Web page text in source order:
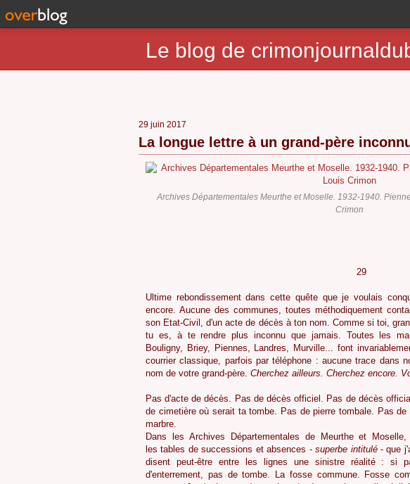
Le blog de
29 juin 2017
La longue lettre à un grand-père
Archives Départementales Meurthe et Moselle. 1932-1940.
Crimon
29
Ultime rebondissement dans cette quête que je voulais
encore. Aucune des communes, toutes méthodiquement
son Etat-Civil, d'un acte de décès à ton nom. Comme si toi,
tu es, à te rendre plus inconnu que jamais. Toutes les
Bouligny, Briey, Piennes, Landres, Murville... font
courrier classique, parfois par téléphone : aucune trace dans
nom de votre grand-père. Cherchez ailleurs. Cherchez encore.
Pas d'acte de décès. Pas de décès officiel. Pas de décès
de cimetière où serait ta tombe. Pas de pierre tombale. Pas
marbre.
Dans les Archives Départementales de Meurthe et
les tables de successions et absences -superbe intitulé- que
disent peut-être entre les lignes une sinistre réalité : si
d'enterrement, pas de tombe. La fosse commune. Fosse